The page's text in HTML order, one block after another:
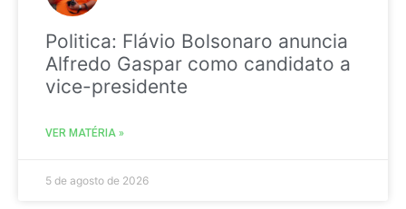
Politica: Flávio Bolsonaro anuncia
Alfredo Gaspar como candidato a
vice-presidente
VER MATÉRIA »
5 de agosto de 2026